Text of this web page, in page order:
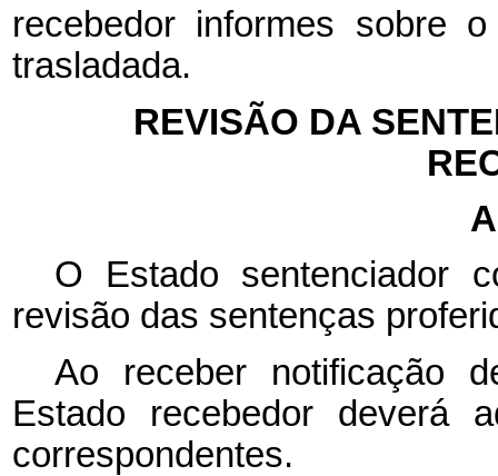
recebedor informes sobre
trasladada.
REVISÃO DA
O Estado sentenciador
revisão das sentenças
Ao receber notificação
Estado recebedor deverá
correspondentes.